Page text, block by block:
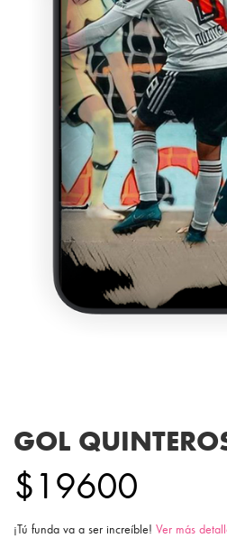
GOL
$19600
¡Tú funda va a ser increíble! Ver más